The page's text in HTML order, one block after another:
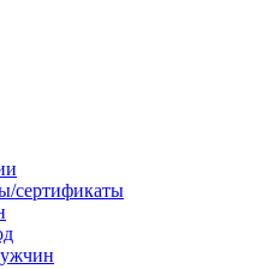
сертификаты